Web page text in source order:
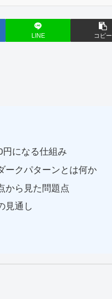
LINE コピー
になる仕組み
クパターンとは何か
から見た問題点
見通し